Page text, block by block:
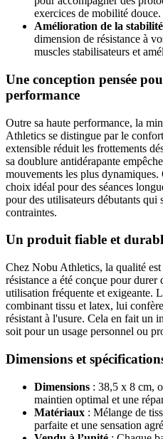
exercices de mobilité douce.
Amélioration de la
dimension de résistance à
muscles stabilisateurs et
Une conception pensée
performance
Outre sa haute performance, la
Athletics se distingue par le
extensible réduit les frottements
sa doublure antidérapante
mouvements les plus
choix idéal pour des séances
pour des utilisateurs débutants qui
contraintes.
Un produit fiable et
Chez Nobu Athletics, la qualité
résistance a été conçue pour durer
utilisation fréquente et exigeante.
combinant tissu et latex, lui
résistant à l'usure. Cela en fait un
soit pour un usage personnel ou
Dimensions et
Dimensions : 38,5 x 8 cm,
maintien optimal et une
Matériaux : Mélange de
parfaite et une sensation